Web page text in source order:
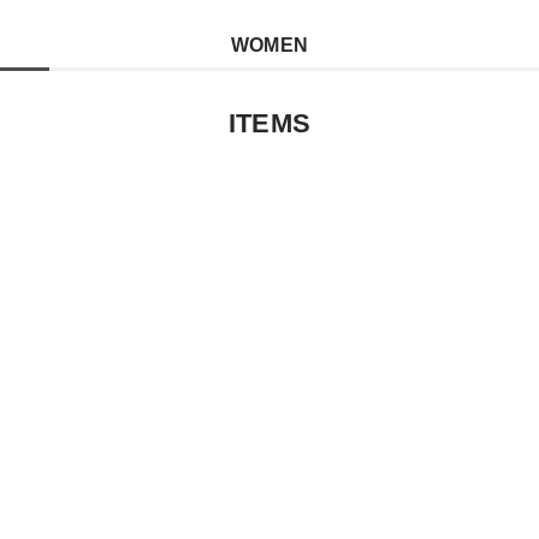
WOMEN
ITEMS